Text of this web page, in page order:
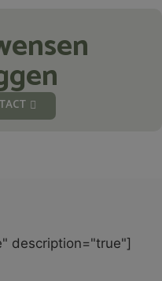
description="true"]